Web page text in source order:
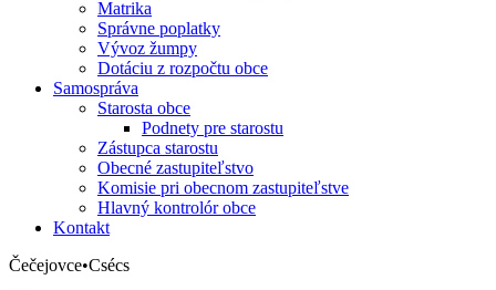
Matrika
Správne poplatky
Vývoz žumpy
Dotáciu z rozpočtu obce
Samospráva
Starosta obce
Podnety pre starostu
Zástupca starostu
Obecné zastupiteľstvo
Komisie pri obecnom zastupiteľstve
Hlavný kontrolór obce
Kontakt
Čečejovce•Csécs